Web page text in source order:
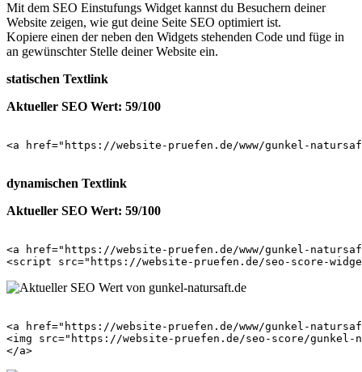
Mit dem SEO Einstufungs Widget kannst du Besuchern deiner
Website zeigen, wie gut deine Seite SEO optimiert ist.
Kopiere einen der neben den Widgets stehenden Code und füge in
an gewünschter Stelle deiner Website ein.
statischen Textlink
Aktueller SEO Wert: 59/100
<a href="https://website-pruefen.de/www/gunkel-
dynamischen Textlink
Aktueller SEO Wert: 59/100
<a href="https://website-pruefen.de/www/gunkel-
<a href="https://website-pruefen.de/www/gunkel-
<img src="https://website-pruefen.de/seo-score/